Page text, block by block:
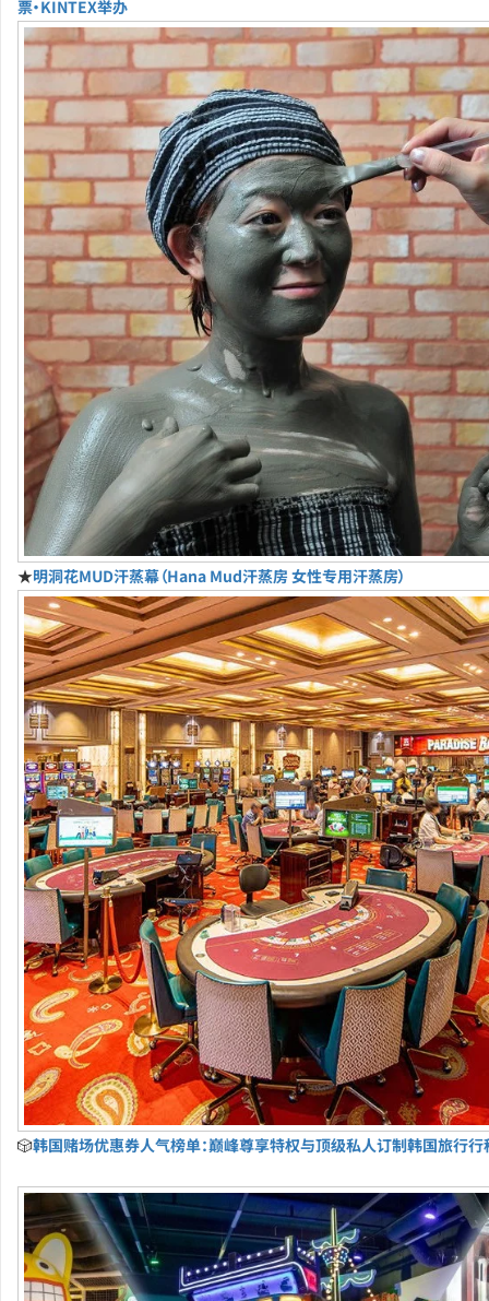
票・KINTEX举办
★明洞花MUD汗蒸幕（Hana Mud汗蒸房 女性专用汗蒸房）
🎲韩国赌场优惠券人气榜单：巅峰尊享特权与顶级私人订制韩国旅行行